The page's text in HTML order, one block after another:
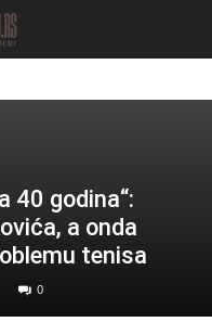
40 godina“:
a onda
tenisa
0